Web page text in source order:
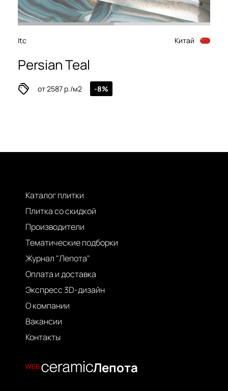
Itc Китай
Persian Teal
от 2587 р./м2 -8%
Каталог плитки
Плитка со скидкой
Производители
Тематические подборки
Журнал "Лепота"
Оплата и доставка
Экспресс 3D-дизайн
О компании
Вакансии
Контакты
Лепота